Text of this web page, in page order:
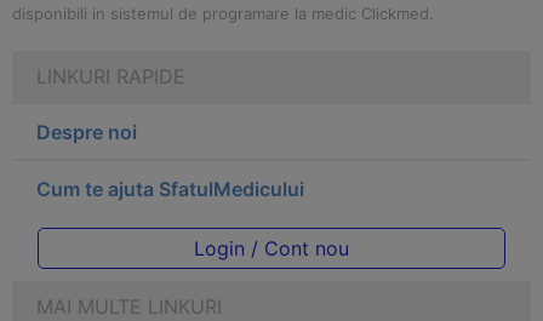
disponibili in sistemul de programare la medic Clickmed.
LINKURI RAPIDE
Despre noi
Cum te ajuta SfatulMedicului
Login / Cont nou
MAI MULTE LINKURI